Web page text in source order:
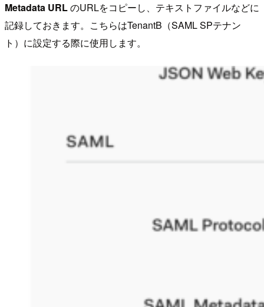
Metadata URLのURLをコピーし、テキストファイルなどに
記録しておきます。こちらはTenantB（SAML SPテナン
ト）に設定する際に使用します。